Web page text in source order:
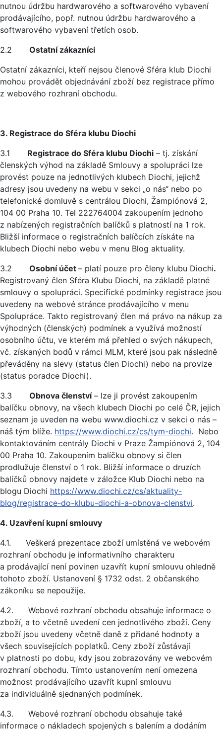
nutnou údržbu hardwarového a softwarového vybavení
prodávajícího, popř. nutnou údržbu hardwarového a
softwarového vybavení třetích osob.
2.2 Ostatní zákazníci
Ostatní zákazníci, kteří nejsou členové Sféra klub Diochi
mohou provádět objednávání zboží bez registrace přímo
z webového rozhraní obchodu.
3. Registrace do Sféra klubu Diochi
3.1 Registrace do Sféra klubu Diochi – tj. získání
členských výhod na základě Smlouvy a spolupráci lze
provést pouze na jednotlivých klubech Diochi, jejichž
adresy jsou uvedeny na webu v sekci „o nás“ nebo po
telefonické domluvě s centrálou Diochi, Žampiónová 2,
104 00 Praha 10. Tel 222764004 zakoupením jednoho
z nabízených registračních balíčků s platností na 1 rok.
Bližší informace o registračních balíčcích získáte na
klubech Diochi nebo webu v menu Blog aktuality.
3.2 Osobní účet – platí pouze pro členy klubu Diochi.
Registrovaný člen Sféra Klubu Diochi, na základě platné
smlouvy o spolupráci. Specifické podmínky registrace jsou
uvedeny na webové stránce prodávajícího v menu
Spolupráce. Takto registrovaný člen má právo na nákup za
výhodných (členských) podmínek a využívá možností
osobního účtu, ve kterém má přehled o svých nákupech,
vč. získaných bodů v rámci MLM, které jsou pak následně
převáděny na slevy (status člen Diochi) nebo na provize
(status poradce Diochi).
3.3 Obnova členství– lze ji provést zakoupením
balíčku obnovy, na všech klubech Diochi po celé ČR, jejich
seznam je uveden na webu www.diochi.cz v sekci o nás –
náš tým blíže. https://www.diochi.cz/cs/tym-diochi. Nebo
kontaktováním centrály Diochi v Praze Žampiónová 2, 104
00 Praha 10. Zakoupením balíčku obnovy si člen
prodlužuje členství o 1 rok. Bližší informace o druzích
balíčků obnovy najdete v záložce Klub Diochi nebo na
blogu Diochi https://www.diochi.cz/cs/aktuality-
blog/registrace-do-klubu-diochi-a-obnova-clenstvi.
4. Uzavření kupní smlouvy
4.1. Veškerá prezentace zboží umístěná ve webovém
rozhraní obchodu je informativního charakteru
a prodávající není povinen uzavřít kupní smlouvu ohledně
tohoto zboží. Ustanovení § 1732 odst. 2 občanského
zákoníku se nepoužije.
4.2. Webové rozhraní obchodu obsahuje informace o
zboží, a to včetně uvedení cen jednotlivého zboží. Ceny
zboží jsou uvedeny včetně daně z přidané hodnoty a
všech souvisejících poplatků. Ceny zboží zůstávají
v platnosti po dobu, kdy jsou zobrazovány ve webovém
rozhraní obchodu. Tímto ustanovením není omezena
možnost prodávajícího uzavřít kupní smlouvu
za individuálně sjednaných podmínek.
4.3. Webové rozhraní obchodu obsahuje také
informace o nákladech spojených s balením a dodáním